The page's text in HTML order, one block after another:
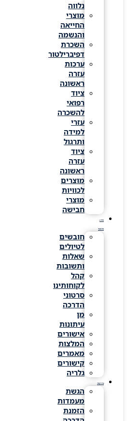
נלווה
מוצרי
החייאה
והנשמה
השכרת
דפיברילטור
ערכות
עזרה
ראשונה
ציוד
רפואי
להשכרה
עזרי
למידה
ותרגול
ציוד
עזרה
ראשונה
מוצרים
לכוויות
מוצרי
חבישה
חובשים
לטיולים
שאלות
ותשובות
קהל
לקוחותינו
סרטוני
הדרכה
מן
עיתונות
אישורים
המלצות
מאמרים
קישורים
גלריה
הגשת
מעמדות
הזמנת